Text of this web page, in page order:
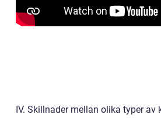
IV. Skillnader mellan olika typer